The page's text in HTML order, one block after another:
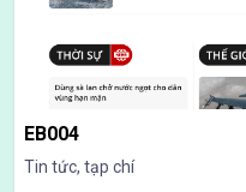
EB004
Tin tức, tạp chí